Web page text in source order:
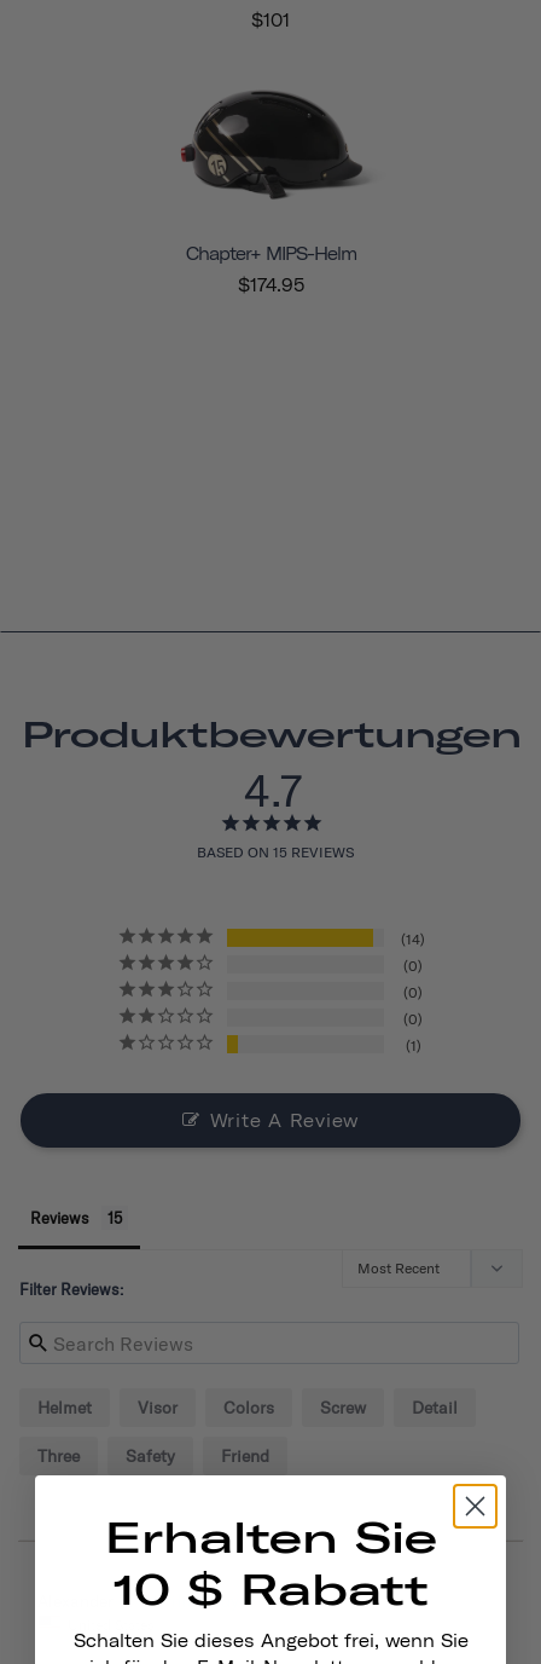
$101
Chapter+ MIPS-Helm
$174.95
Produktbewertungen
4.7
BASED ON 15 REVIEWS
14
0
0
0
1
Write A Review
Reviews
Filter Reviews:
Helmet Visor Colors Screw Detail
Three Safety Friend
09/02/2024
Alexander P.
Erhalten Sie
10 $ Rabatt
Schalten Sie dieses Angebot frei, wenn Sie